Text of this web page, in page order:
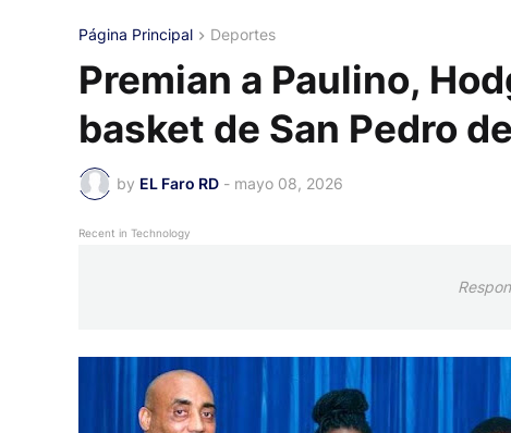
Página Principal Deportes
Premian a Paulino,
basket de San Pedro
by EL Faro RD - mayo 08, 2026
Recent in Technology